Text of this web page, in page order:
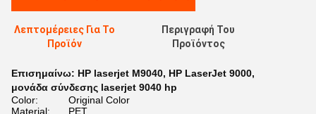
Λεπτομέρειες Για Το
Προϊόν
Περιγραφή Του
Προϊόντος
Επισημαίνω: HP laserjet M9040, HP LaserJet 9000,
μονάδα σύνδεσης laserjet 9040 hp
Color:
Original Color
Material:
PET